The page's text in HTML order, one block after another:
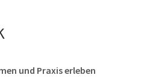
und Praxis erleben